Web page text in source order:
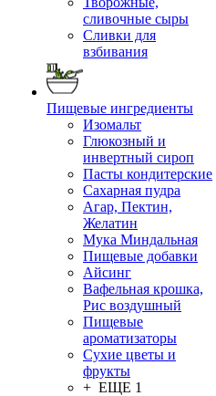
сливочные сыры
Сливки для
взбивания
Пищевые ингредиенты
Изомальт
Глюкозный и
инвертный сироп
Пасты кондитерские
Сахарная пудра
Агар, Пектин,
Желатин
Мука Миндальная
Пищевые добавки
Айсинг
Вафельная крошка,
Рис воздушный
Пищевые
ароматизаторы
Сухие цветы и
фрукты
+ ЕЩЕ 1